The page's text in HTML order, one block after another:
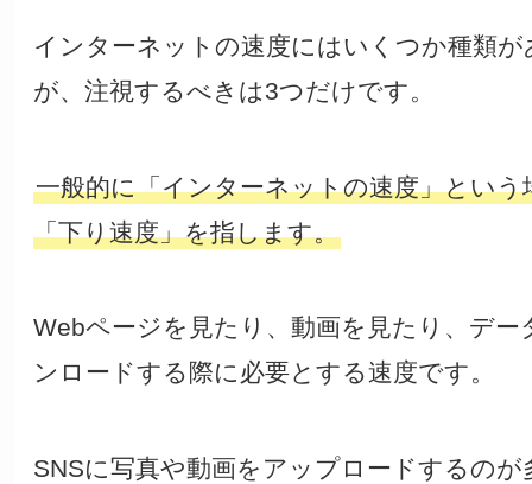
インターネットの速度にはいくつか種類
が、注視するべきは3つだけです。
一般的に「インターネットの速度」という
「下り速度」を指します。
Webページを見たり、動画を見たり、デー
ンロードする際に必要とする速度です。
SNSに写真や動画をアップロードするのが